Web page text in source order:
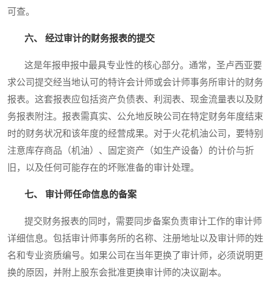
可查。
六、 经过审计的财务报表的提交
这是年报申报中最具专业性的核心部分。通常，圣卢西亚要
求公司提交经当地认可的特许会计师或会计师事务所审计的财务
报表。这套报表应包括资产负债表、利润表、现金流量表以及财
务报表附注。报表需真实、公允地反映公司在特定财务年度结束
时的财务状况和该年度的经营成果。对于火花机油公司，要特别
注意库存商品（机油）、固定资产（如生产设备）的计价与折
旧，以及任何可能存在的坏账准备的审计处理。
七、 审计师任命信息的备案
提交财务报表的同时，需要同步备案负责审计工作的审计师
详细信息。包括审计师事务所的名称、注册地址以及审计师的姓
名和专业资质编号。如果公司在当年更换了审计师，必须说明更
换的原因，并附上股东会批准更换审计师的决议副本。